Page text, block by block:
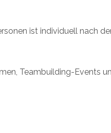
ist individuell nach
Teambuilding-Events